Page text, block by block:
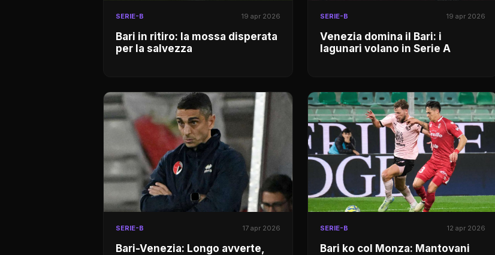
SERIE-B 19 apr 2026
Bari in ritiro: la mossa disperata
per la salvezza
SERIE-B 19 apr 2026
Venezia domina il Bari: i
lagunari volano in Serie A
SERIE-B 17 apr 2026
Bari-Venezia: Longo avverte,
SERIE-B 12 apr 2026
Bari ko col Monza: Mantovani